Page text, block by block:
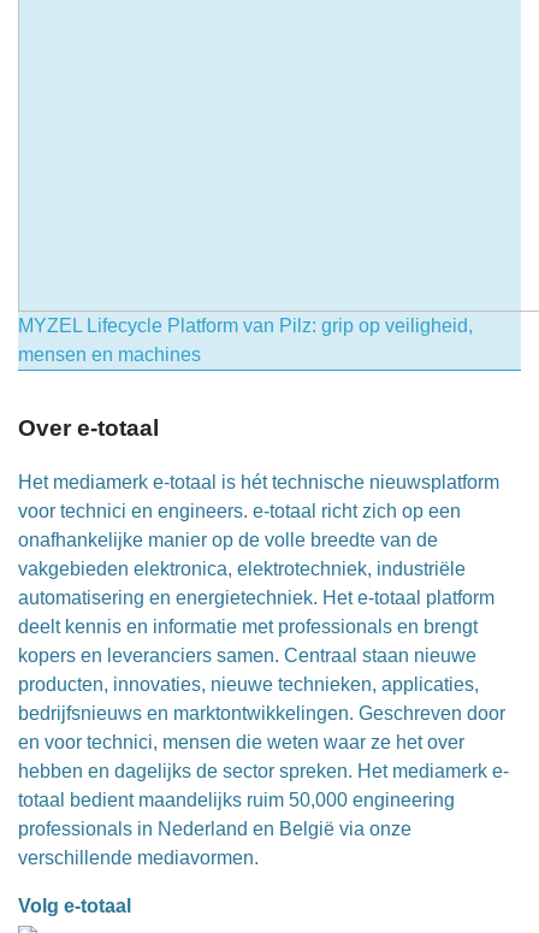
MYZEL Lifecycle Platform van Pilz: grip op veiligheid,
mensen en machines
Over e-totaal
Het mediamerk e-totaal is hét technische nieuwsplatform
voor technici en engineers. e-totaal richt zich op een
onafhankelijke manier op de volle breedte van de
vakgebieden elektronica, elektrotechniek, industriële
automatisering en energietechniek. Het e-totaal platform
deelt kennis en informatie met professionals en brengt
kopers en leveranciers samen. Centraal staan nieuwe
producten, innovaties, nieuwe technieken, applicaties,
bedrijfsnieuws en marktontwikkelingen. Geschreven door
en voor technici, mensen die weten waar ze het over
hebben en dagelijks de sector spreken. Het mediamerk e-
totaal bedient maandelijks ruim 50,000 engineering
professionals in Nederland en België via onze
verschillende mediavormen.
Volg e-totaal